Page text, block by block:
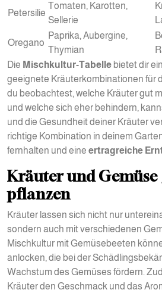
Petersilie
Tomaten, Karotten,
Sellerie
Oregano
Paprika, Aubergine,
Thymian
Die Mischkultur-Tabelle bietet dir
geeignete Kräuterkombinationen für
du beobachtest, welche Kräuter gut
und welche sich eher behindern,
und die Gesundheit deiner Kräuter
richtige Kombination in deinem
fernhalten und eine ertragreiche
Kräuter und
pflanzen
Kräuter lassen sich nicht nur
sondern auch mit verschiedenen
Mischkultur mit Gemüsebeeten
anlocken, die bei der
Wachstum des Gemüses fördern.
Kräuter den Geschmack und das